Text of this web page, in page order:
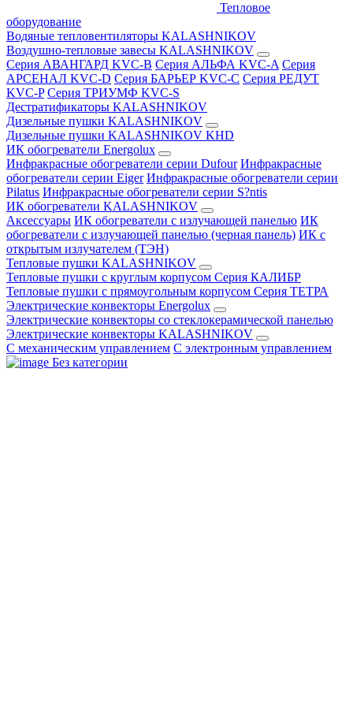
Тепловое
оборудование
Водяные тепловентиляторы KALASHNIKOV
Воздушно-тепловые завесы KALASHNIKOV
Серия АВАНГАРД KVC-B Серия АЛЬФА KVC-A Серия
АРСЕНАЛ KVC-D Серия БАРЬЕР KVC-C Серия РЕДУТ
KVC-P Серия ТРИУМФ KVC-S
Дестратификаторы KALASHNIKOV
Дизельные пушки KALASHNIKOV
Дизельные пушки KALASHNIKOV KHD
ИК обогреватели Energolux
Инфракрасные обогреватели серии Dufour Инфракрасные
обогреватели серии Eiger Инфракрасные обогреватели серии
Pilatus Инфракрасные обогреватели серии S?ntis
ИК обогреватели KALASHNIKOV
Аксессуары ИК обогреватели с излучающей панелью ИК
обогреватели с излучающей панелью (черная панель) ИК с
открытым излучателем (ТЭН)
Тепловые пушки KALASHNIKOV
Тепловые пушки с круглым корпусом Серия КАЛИБР
Тепловые пушки с прямоугольным корпусом Серия ТЕТРА
Электрические конвекторы Energolux
Электрические конвекторы со стеклокерамической панелью
Электрические конвекторы KALASHNIKOV
С механическим управлением С электронным управлением
Без категории